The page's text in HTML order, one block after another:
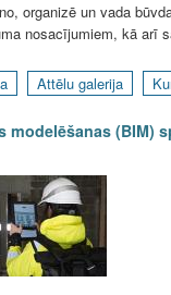
organizē un vada
nosacījumiem, kā arī
Attēlu galerija
modelēšanas (BIM)